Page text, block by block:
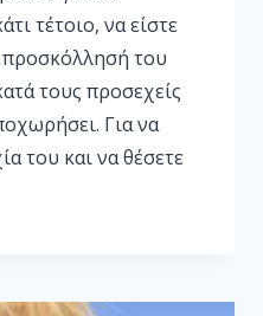
τέτοιο, να είστε
προσκόλλησή του
τους προσεχείς
Για να
του και να θέσετε